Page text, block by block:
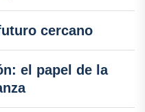
cercano
el papel de la